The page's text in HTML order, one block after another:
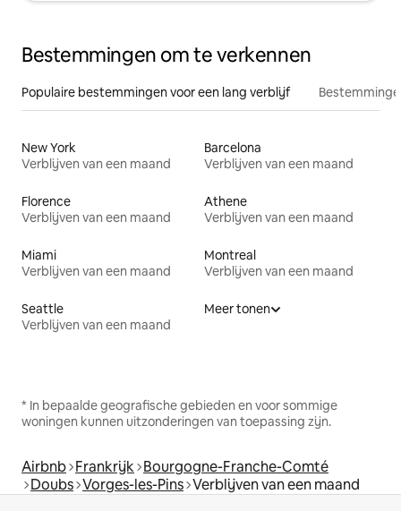
Bestemmingen om te verkennen
Populaire bestemmingen voor een lang verblijf
New York
Verblijven van een maand
Barcelona
Verblijven van een maand
Florence
Verblijven van een maand
Athene
Verblijven van een maand
Miami
Verblijven van een maand
Montreal
Verblijven van een maand
Seattle
Verblijven van een maand
Meer tonen
* In bepaalde geografische gebieden en voor sommige
woningen kunnen uitzonderingen van toepassing zijn.
Airbnb Frankrijk Bourgogne-Franche-Comté
Doubs Vorges-les-Pins Verblijven van een maand